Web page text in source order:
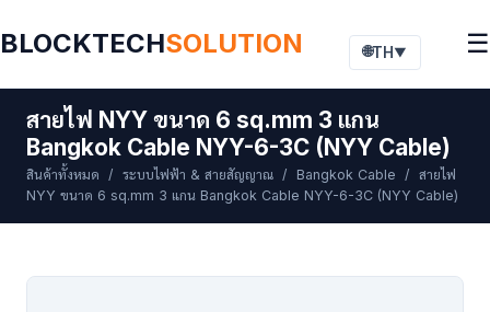
BLOCKTECHSOLUTION 🌐TH ▼ ☰
สายไฟ NYY ขนาด 6 sq.mm 3 แกน
Bangkok Cable NYY-6-3C (NYY Cable)
สินค้าทั้งหมด / ระบบไฟฟ้า & สายสัญญาณ / Bangkok Cable / สายไฟ
NYY ขนาด 6 sq.mm 3 แกน Bangkok Cable NYY-6-3C (NYY Cable)